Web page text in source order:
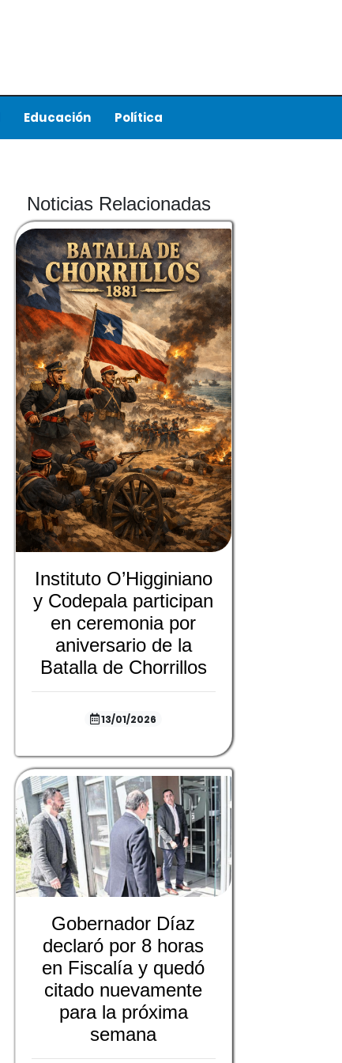
Educación Política
Noticias Relacionadas
Instituto O’Higginiano
y Codepala participan
en ceremonia por
aniversario de la
Batalla de Chorrillos
13/01/2026
Gobernador Díaz
declaró por 8 horas
en Fiscalía y quedó
citado nuevamente
para la próxima
semana